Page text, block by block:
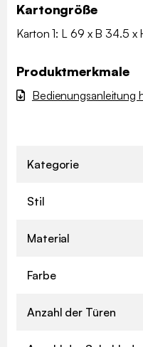
Kartongröße
Karton 1: L 69 x B 34.5 x
Produktmerkmale
Bedienungsanleitung
Kategorie
Stil
Material
Farbe
Anzahl der Türen